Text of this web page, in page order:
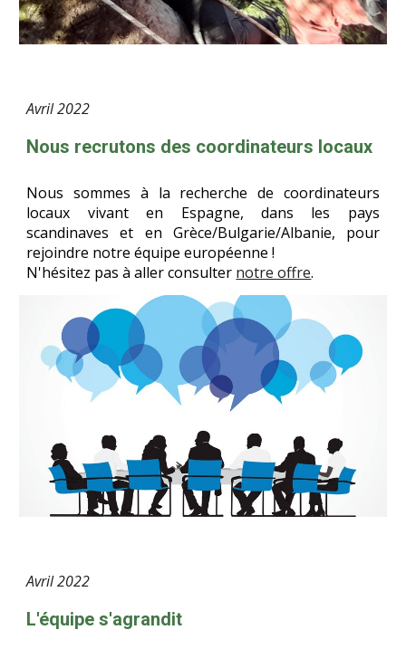
Avril2022
Nous recrutons des coordinateurs locaux
Nous sommes à la recherche de coordinateurs
locaux vivant en Espagne, dans les pays
scandinaves et en Grèce/Bulgarie/Albanie, pour
rejoindre notre équipe européenne !
N'hésitez pas à aller consulter notre offre.
Avril2022
L'équipe s'agrandit